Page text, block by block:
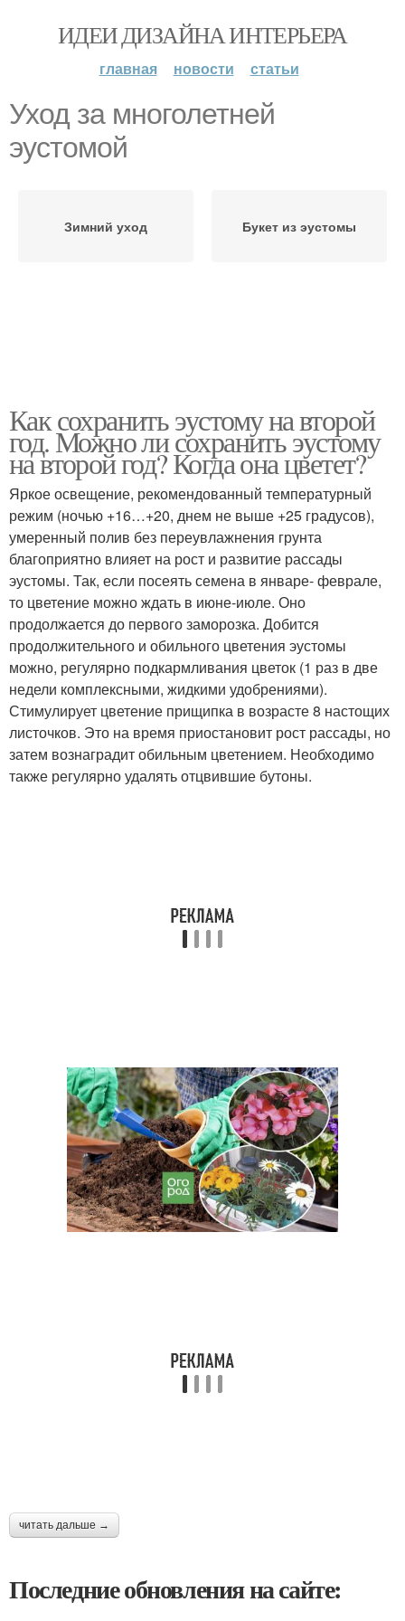
ИДЕИ ДИЗАЙНА ИНТЕРЬЕРА
главная новости статьи
Уход за многолетней
эустомой
Зимний уход Букет из эустомы
Как сохранить эустому на второй
год. Можно ли сохранить эустому
на второй год? Когда она цветет?
Яркое освещение, рекомендованный температурный
режим (ночью +16…+20, днем не выше +25 градусов),
умеренный полив без переувлажнения грунта
благоприятно влияет на рост и развитие рассады
эустомы. Так, если посеять семена в январе- феврале,
то цветение можно ждать в июне-июле. Оно
продолжается до первого заморозка. Добится
продолжительного и обильного цветения эустомы
можно, регулярно подкармливания цветок (1 раз в две
недели комплексными, жидкими удобрениями).
Стимулирует цветение прищипка в возрасте 8 настощих
листочков. Это на время приостановит рост рассады, но
затем вознаградит обильным цветением. Необходимо
также регулярно удалять отцвившие бутоны.
читать дальше →
Последние обновления на сайте: